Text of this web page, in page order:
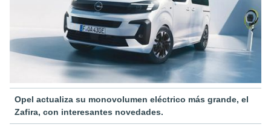
Opel actualiza su monovolumen eléctrico más grande, el
Zafira, con interesantes novedades.